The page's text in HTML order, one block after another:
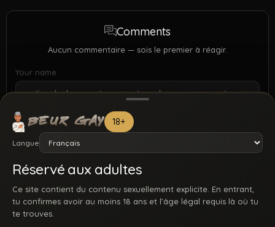
18+
Langue
Réservé aux adultes
Ce site contient du contenu sexuellement explicite. En entrant,
tu confirmes avoir au moins 18 ans et l’âge légal requis là où tu
te trouves.
Comments
Aucun commentaire — sois le premier à réagir.
Your name